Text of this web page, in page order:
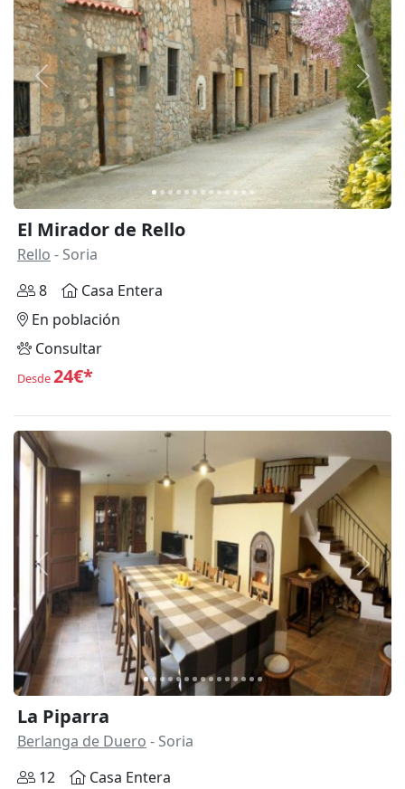
Anterior
El Mirador de Rello
Rello - Soria
8
Casa Entera
En población
Consultar
Desde24€*
Anterior
La Piparra
Berlanga de Duero - Soria
12
Casa Entera